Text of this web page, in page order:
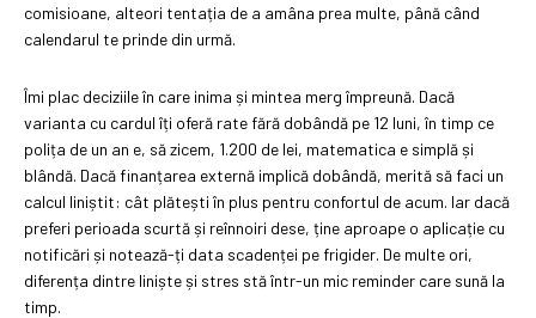
comisioane, alteori tentația de a amâna prea multe, până când
calendarul te prinde din urmă.
Îmi plac deciziile în care inima și mintea merg împreună. Dacă
varianta cu cardul îți oferă rate fără dobândă pe 12 luni, în timp ce
polița de un an e, să zicem, 1.200 de lei, matematica e simplă și
blândă. Dacă finanțarea externă implică dobândă, merită să faci un
calcul liniștit: cât plătești în plus pentru confortul de acum. Iar dacă
preferi perioada scurtă și reînnoiri dese, ține aproape o aplicație cu
notificări și notează-ți data scadenței pe frigider. De multe ori,
diferența dintre liniște și stres stă într-un mic reminder care sună la
timp.